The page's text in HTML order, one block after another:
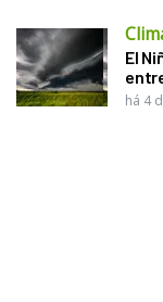
El
há 4